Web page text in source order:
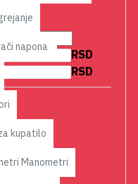
napona
kupatilo
Manometri
RSD
RSD